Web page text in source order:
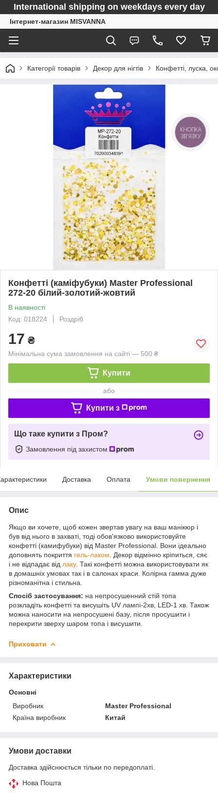
International shipping on weekdays every day
Інтернет-магазин MISVANNA
Категорії товарів Декор для нігтів Конфетті, луска,
Конфетті (каміфубуки) Master Professional
272-20 білий-золотий-жовтий
В наявності
Код: 018224
Роздріб
17 ₴
Мінімальна сума замовлення на сайті — 500 ₴
Купити
або
Купити з
Що таке купити з Пром?
Замовлення під захистом
Доставка Оплата Умови повернення
Опис
Якщо ви хочете, щоб кожен звертав увагу на ваш манікюр і
був від нього в захваті, тоді обов'язково використовуйте
конфетті (камифубуки) від Master Professional. Вони ідеально
доповнять покриття гель-лаком . Декор відмінно кріпиться, сяє
і не відпадає від лаку. Такі конфетті можна використовувати як
в домашніх умовах так і в салонах краси. Колірна гамма дуже
різноманітна і стильна.
Спосіб застосування: на непросушенний стій топа
розкладіть конфетті та висушіть UV лампі-2хв, LED-1 хв. Також
можна наносити на непросушені базу, після просушити і
перекрити зверху шаром топа і висушити.
Приховати
Характеристики
Основні
Виробник
Master Professional
Країна виробник
Китай
Умови доставки
Доставка здійснюється тільки по передоплаті.
Нова Пошта
КНОПКА
ЗВ'ЯЗКУ